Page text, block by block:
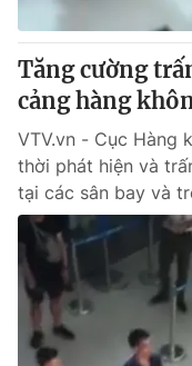
Tăng cường
cảng hàng
VTV.vn - Cục Hàng
thời phát hiện và
tại các sân bay và